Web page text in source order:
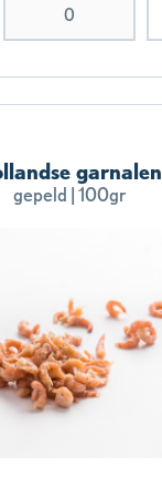
garnalen
gepeld | 100gr